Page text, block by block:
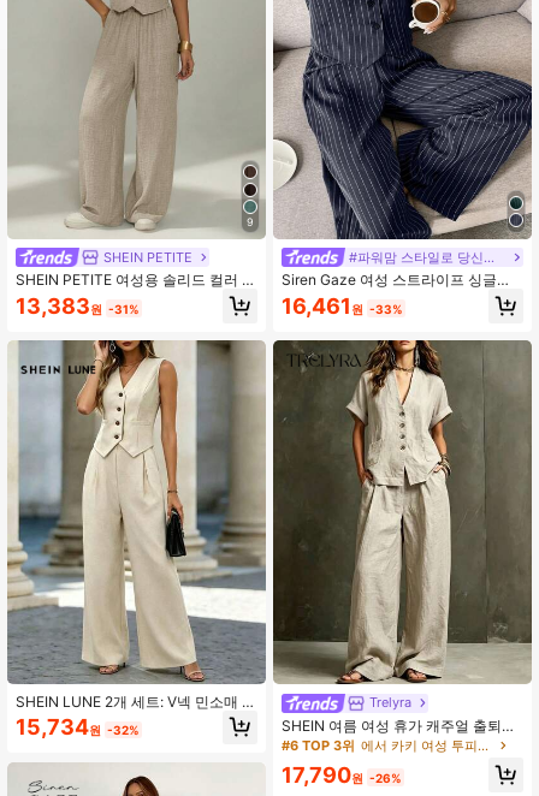
9
SHEIN PETITE
SHEIN PETITE 여성용 솔리드 컬러 싱
글 브레스트 조끼와 와이드 레그 팬츠,
2피스 세트 캐주얼 여름 카키 린넨 팬
수트, 페티트 여성용
13,383원 -31%
SHEIN LUNE 2개 세트: V넥 민소매 인
조 포켓 앞부분 쉬폰 베스트 + 하이웨
스트 플리츠 사이드 포켓 스트레이트
15,734원 -32%
#파워맘 스타일로 당신의 하루를 활기차게 만들어보세요
Siren Gaze 여성 스트라이프 싱글브
레스트 베스트 & 바지 2피스 캐주얼
세트
16,461 원 -33%
Trelyra
SHEIN 여름 여성 휴가 캐주얼 출퇴근
일상 업무 모임 편안한 미니멀리스트
2피스 세트
#6 TOP 3위 에서 카키 여성 투피스 의상
17,790원 -26%